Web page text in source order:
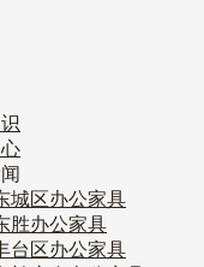
城区办公家具
胜办公家具
台区办公家具